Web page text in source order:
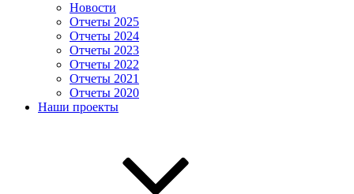
Новости
Отчеты 2025
Отчеты 2024
Отчеты 2023
Отчеты 2022
Отчеты 2021
Отчеты 2020
Наши проекты